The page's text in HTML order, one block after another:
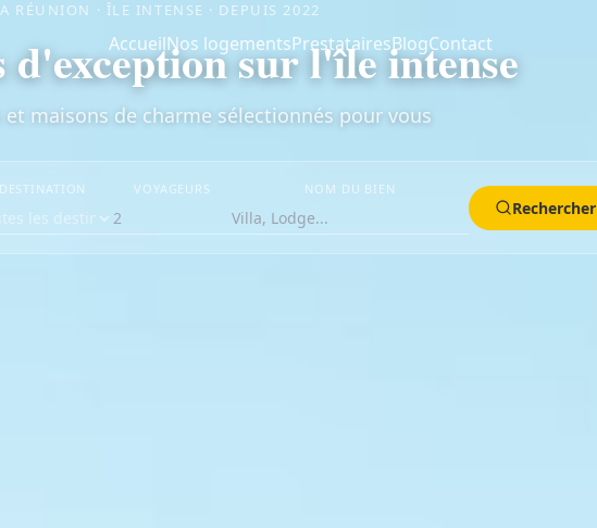
AccueilNos logementsPrestatairesBlogContact
RÉUNION · ÎLE INTENSE · DEPUIS 2022
d'exception sur l'île intense
et maisons de charme sélectionnés pour vous
DESTINATION VOYAGEURS NOM DU BIEN
Rechercher